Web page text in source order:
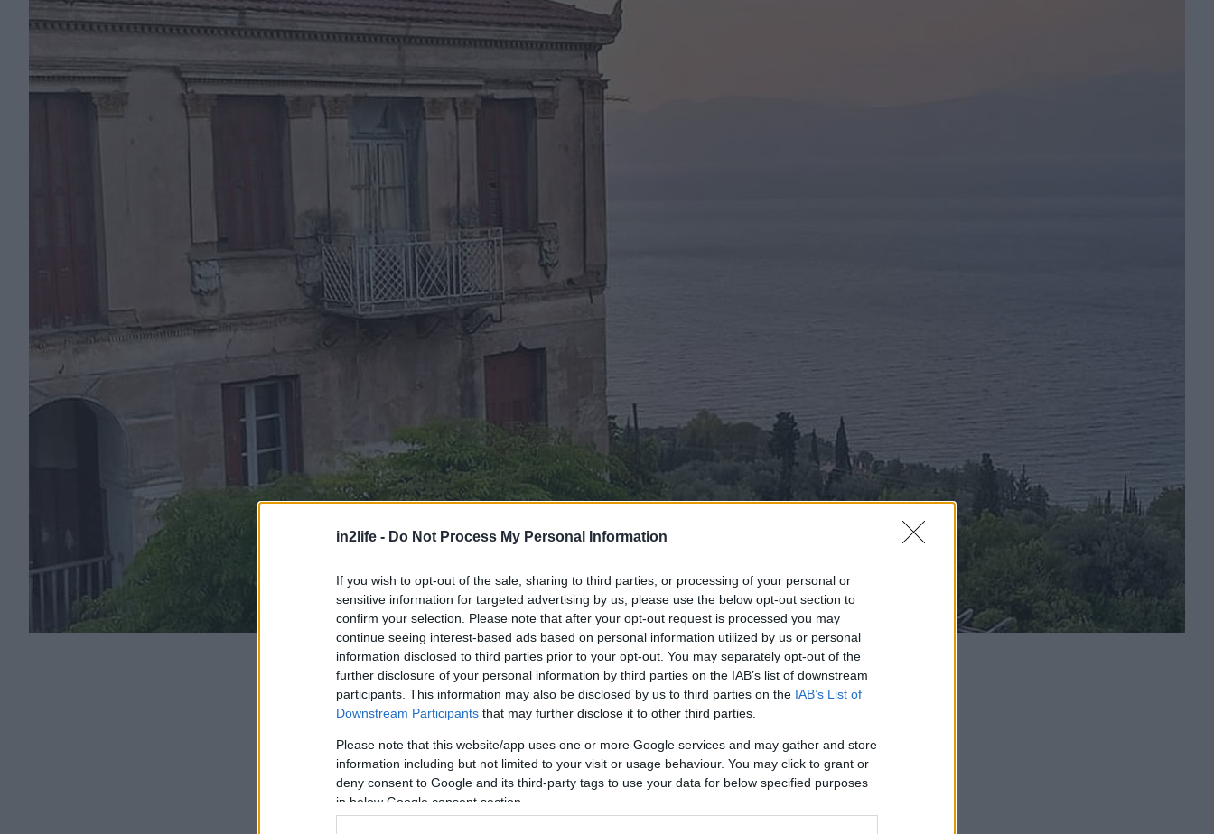
in2life - Do Not Process My Personal Information
If you wish to opt-out of the sale, sharing to third parties, or processing of your personal or
sensitive information for targeted advertising by us, please use the below opt-out section to
confirm your selection. Please note that after your opt-out request is processed you may
continue seeing interest-based ads based on personal information utilized by us or personal
information disclosed to third parties prior to your opt-out. You may separately opt-out of the
further disclosure of your personal information by third parties on the IAB’s list of downstream
participants. This information may also be disclosed by us to third parties on the IAB’s List of
Downstream Participants that may further disclose it to other third parties.
Please note that this website/app uses one or more Google services and may gather and store
information including but not limited to your visit or usage behaviour. You may click to grant or
deny consent to Google and its third-party tags to use your data for below specified purposes
in below Google consent section.